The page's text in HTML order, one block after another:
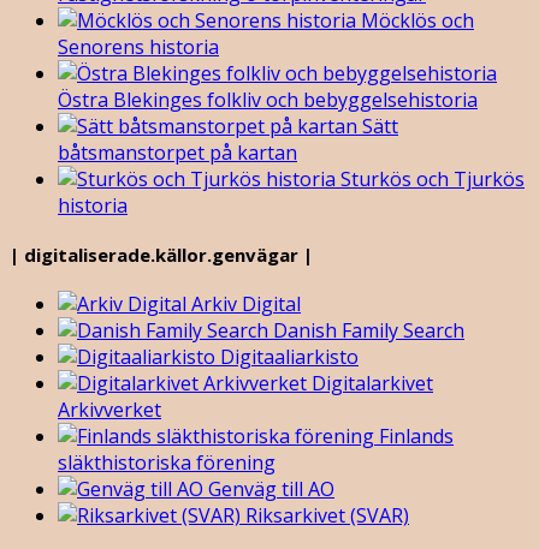
Möcklös och
Senorens historia
Östra Blekinges folkliv och bebyggelsehistoria
Sätt
båtsmanstorpet på kartan
Sturkös och Tjurkös
historia
| digitaliserade.källor.genvägar |
Arkiv Digital
Danish Family Search
Digitaaliarkisto
Digitalarkivet
Arkivverket
Finlands
släkthistoriska förening
Genväg till AO
Riksarkivet (SVAR)